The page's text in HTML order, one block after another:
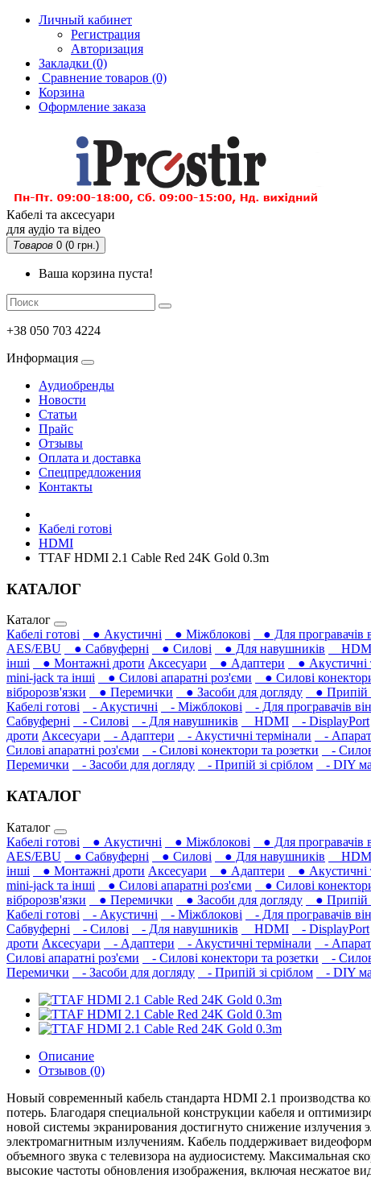
Личный кабинет
Регистрация
Авторизация
Закладки (0)
Сравнение товаров (0)
Корзина
Оформление заказа
Кабелі та аксесуари
для аудіо та відео
Товаров 0 (0 грн.)
Ваша корзина пуста!
+38 050 703 4224
Информация
Аудиобренды
Новости
Статьи
Прайс
Отзывы
Оплата и доставка
Спецпредложения
Контакты
Кабелі готові
HDMI
TTAF HDMI 2.1 Cable Red 24K Gold 0.3m
КАТАЛОГ
Каталог
Кабелі готові
● Акустичні ● Міжблокові ● Для програвачів
AES/EBU
● Сабвуферні ● Силові ● Для навушників‎
інші
● Монтажні дроти Аксесуари ● Адаптери ● Акустичні
mini-jack та інші
● Силові апаратні роз'єми ● Силові
вібророзв'язки
● Перемички ● Засоби для догляду ● Припій
Кабелі готові
- Акустичні - Міжблокові - Для програвачів
Сабвуферні
- Силові - Для навушників‎ HDMI - DisplayPort
дроти Аксесуари - Адаптери - Акустичні термінали -
Силові апаратні роз'єми
- Силові конектори та розетки -
Перемички
- Засоби для догляду - Припій зі сріблом - DIY
КАТАЛОГ
Каталог
Кабелі готові
● Акустичні ● Міжблокові ● Для програвачів
AES/EBU
● Сабвуферні ● Силові ● Для навушників‎
інші
● Монтажні дроти Аксесуари ● Адаптери ● Акустичні
mini-jack та інші
● Силові апаратні роз'єми ● Силові
вібророзв'язки
● Перемички ● Засоби для догляду ● Припій
Кабелі готові
- Акустичні - Міжблокові - Для програвачів
Сабвуферні
- Силові - Для навушників‎ HDMI - DisplayPort
дроти Аксесуари - Адаптери - Акустичні термінали -
Силові апаратні роз'єми
- Силові конектори та розетки -
Перемички
- Засоби для догляду - Припій зі сріблом - DIY
Описание
Отзывов (0)
Новый современный кабель стандарта HDMI 2.1 производства
потерь. Благодаря специальной конструкции кабеля и
новой системы экранирования достигнуто снижение
электромагнитным излучениям. Кабель поддерживает
объемного звука с телевизора на аудиосистему. Максимальная
высокие частоты обновления изображения, включая несжатое